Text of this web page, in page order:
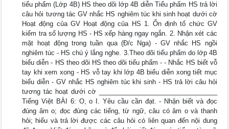
tiểu phẩm (Lớp 4B) HS theo dõi lớp 4B diễn Tiểu phẩm HS trả lời
câu hỏi tương tác GV nhắc HS nghiêm túc khi sinh hoạt dưới cờ
Hoạt động của GV Hoạt động của HS 1. Ổn định tổ chức GV
kiểm tra số lượng HS - HS xếp hàng ngay ngắn. 2. Nhận xét các
mặt hoạt động trong tuần qua (Đ/c Nga) - GV nhắc HS ngồi
nghiêm túc - HS chú ý lắng nghe. 3.Theo dõi tiểu phẩm do lớp 4B
biểu diễn - HS theo dõi HS theo dõi tiểu phẩm - - Nhắc HS biết vỗ
tay khi xem xong - HS vỗ tay khi lớp 4B biểu diễn xong tiết mục
biểu diễn - GV nhắc HS nghiêm túc khi sinh - HS trả lời câu hỏi
tương tác hoạt dưới cờ _________________________________
Tiếng Việt BÀI 6: O, o I. Yêu cầu cần đạt. - Nhận biết và đọc
đúng âm o; đọc đúng các tiếng, từ ngữ, câu có âm o và thanh
hỏi; hiểu và trả lời được các câu hỏi có liên quan đến nội dung